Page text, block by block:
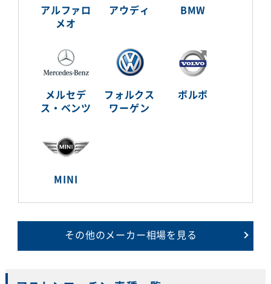
アルファロ
メオ
アウディ BMW
メルセデ
ス・ベンツ
フォルクス
ワーゲン
ボルボ
MINI
その他のメーカー相場を見る